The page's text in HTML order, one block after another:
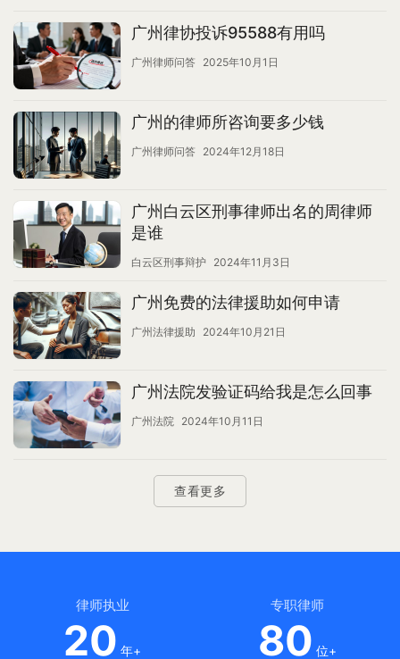
广州律协投诉95588有用吗
广州律师问答 2025年10月1日
广州的律师所咨询要多少钱
广州律师问答 2024年12月18日
广州白云区刑事律师出名的周律师
是谁
白云区刑事辩护 2024年11月3日
广州免费的法律援助如何申请
广州法律援助 2024年10月21日
广州法院发验证码给我是怎么回事
广州法院 2024年10月11日
查看更多
律师执业
20 年+
专职律师
80 位+